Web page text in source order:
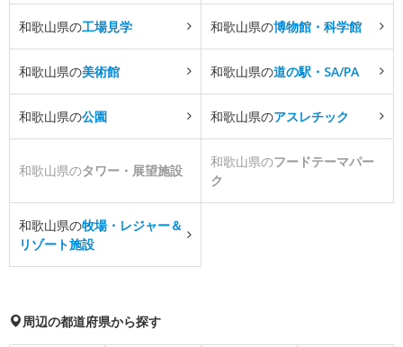
和歌山県の工場見学 和歌山県の博物館・科学館
和歌山県の美術館 和歌山県の道の駅・SA/PA
和歌山県の公園 和歌山県のアスレチック
和歌山県のタワー・展望施設
和歌山県のフードテーマパー
ク
和歌山県の牧場・レジャー＆
リゾート施設
周辺の都道府県から探す